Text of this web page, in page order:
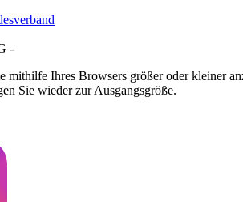
-
mithilfe Ihres Browsers größer oder kleiner
Sie wieder zur Ausgangsgröße.